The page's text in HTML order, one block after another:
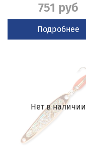
751 руб
Подробнее
Нет в наличии